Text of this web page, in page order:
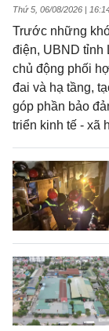
Thứ 5, 06/08/2026 |
Trước những
điện, UBND tỉnh
chủ động phối
đai và hạ tầng,
góp phần bảo
triển kinh tế - xã